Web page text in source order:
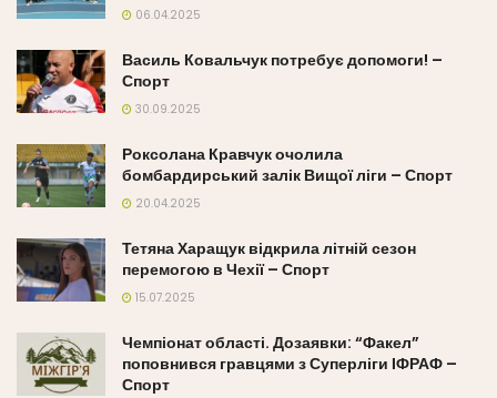
06.04.2025
Василь Ковальчук потребує допомоги! –
Спорт
30.09.2025
Роксолана Кравчук очолила
бомбардирський залік Вищої ліги – Спорт
20.04.2025
Тетяна Харащук відкрила літній сезон
перемогою в Чехії – Спорт
15.07.2025
Чемпіонат області. Дозаявки: “Факел”
поповнився гравцями з Суперліги ІФРАФ –
Спорт